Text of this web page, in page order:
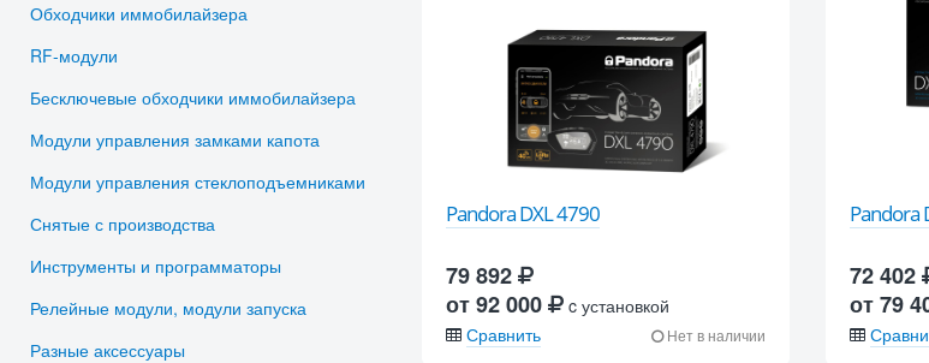
Pandora DXL 4790
79 892
от 92 000
c установкой
Сравнить
Нет в наличии
Pandora
72 402
от 79
Обходчики иммобилайзера
RF-модули
Бесключевые обходчики иммобилайзера
Модули управления замками капота
Модули управления стеклоподъемниками
Снятые с производства
Инструменты и программаторы
Релейные модули, модули запуска
Разные аксессуары